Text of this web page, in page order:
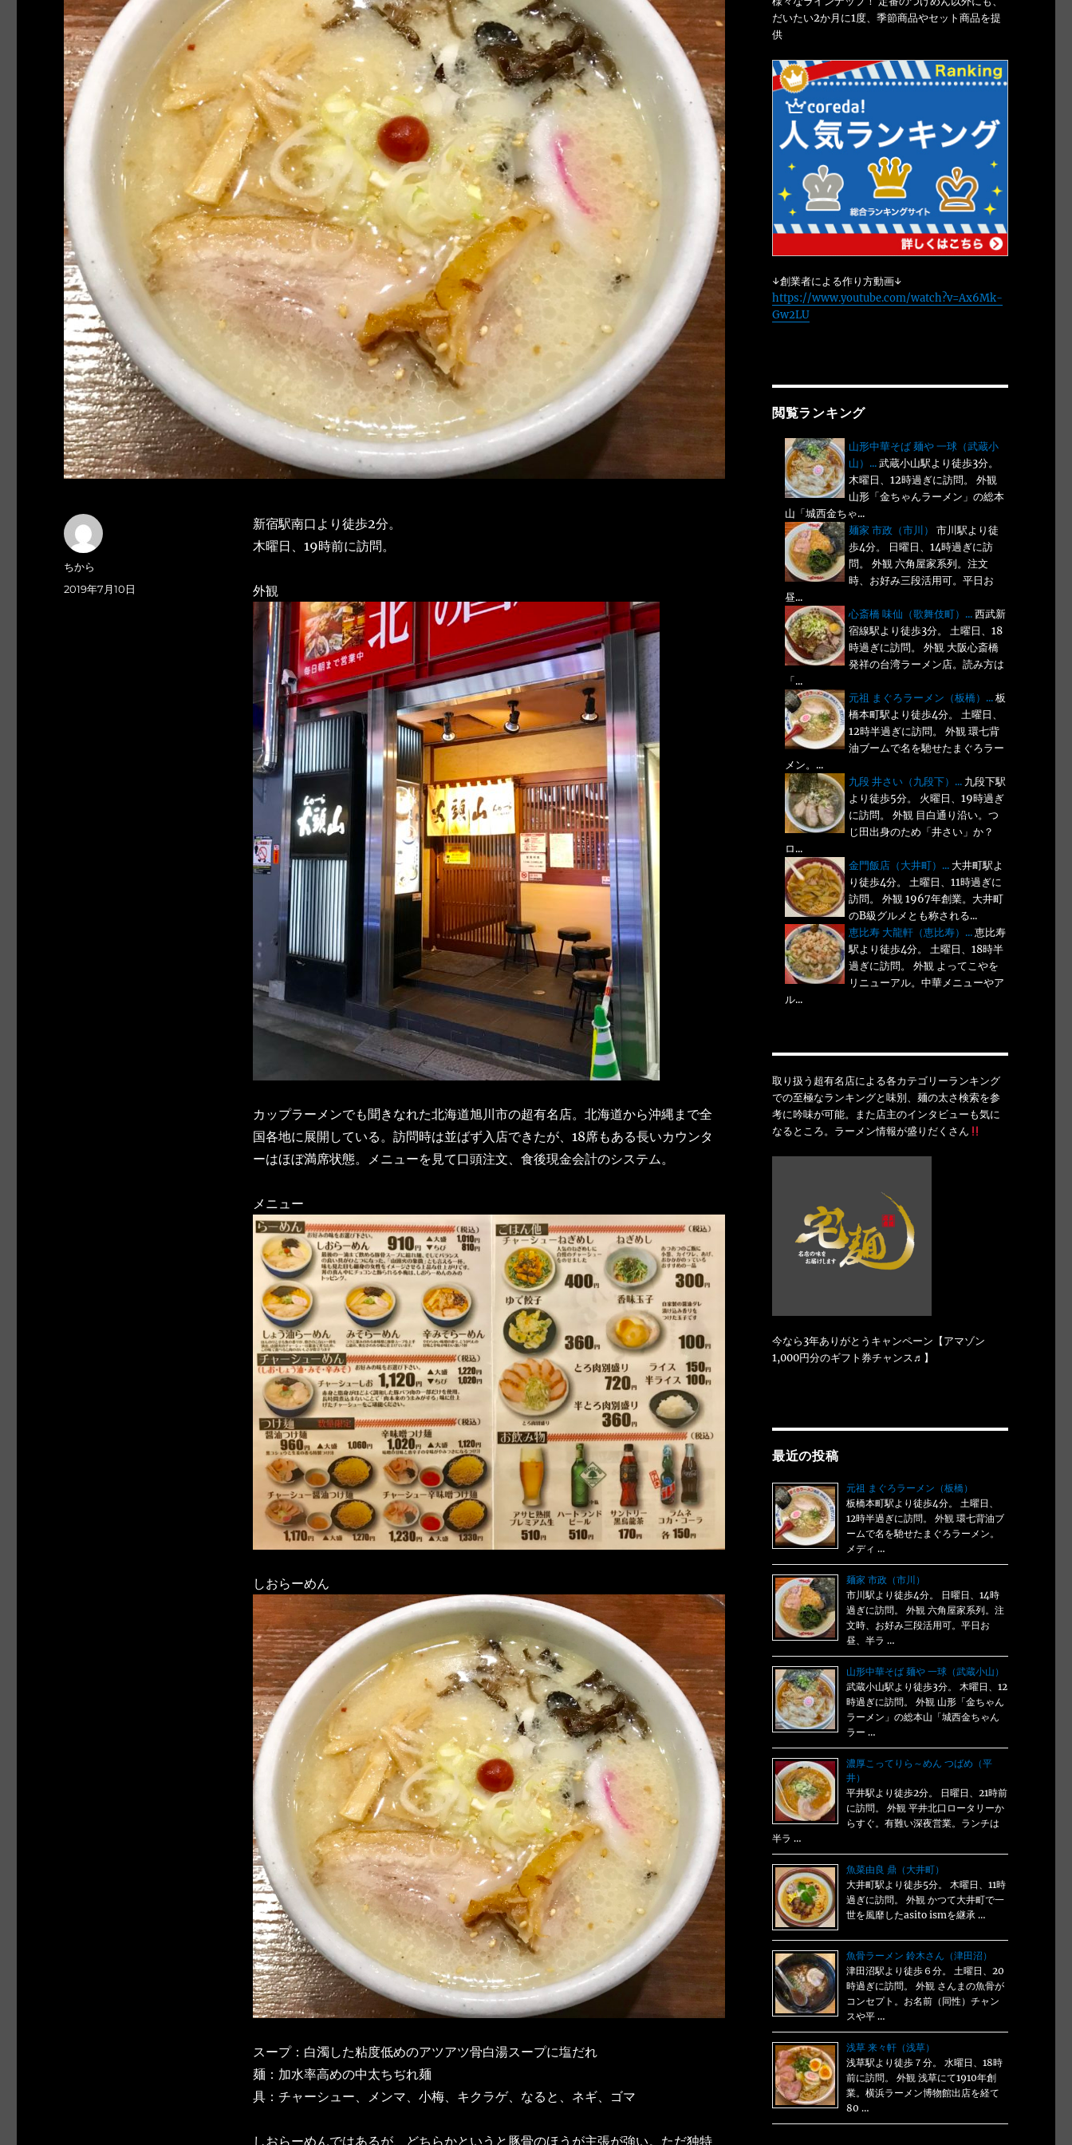
新宿駅南口より徒歩2分。
木曜日、19時前に訪問。
外観
カップラーメンでも聞きなれた北海道旭川市の超有名店。北海道から沖縄まで全
国各地に展開している。訪問時は並ばず入店できたが、18席もある長いカウンタ
ーはほぼ満席状態。メニューを見て口頭注文、食後現金会計のシステム。
メニュー
しおらーめん
スープ：白濁した粘度低めのアツアツ骨白湯スープに塩だれ
麺：加水率高めの中太ちぢれ麺
具：チャーシュー、メンマ、小梅、キクラゲ、なると、ネギ、ゴマ
しおらーめんではあるが、どちらかというと豚骨のほうが主張が強い。ただ独特
投
稿
ちから
投
2019年7月10日
だいたい2か月に1度、季節商品やセット商品を提
供
↓創業者による作り方動画↓
https://www.youtube.com/watch?v=Ax6Mk-
Gw2LU
閲覧ランキング
山形中華そば 麺や 一球（武蔵小
山）...武蔵小山駅より徒歩3分。
木曜日、12時過ぎに訪問。 外観
山形「金ちゃんラーメン」の総本
山「城西金ちゃ...
麺家 市政（市川）
市川駅より徒
歩4分。 日曜日、14時過ぎに訪
問。 外観 六角屋家系列。注文
時、お好み三段活用可。平日お
昼...
心斎橋 味仙（歌舞伎町）...西武新
宿線駅より徒歩3分。 土曜日、18
時過ぎに訪問。 外観 大阪心斎橋
発祥の台湾ラーメン店。読み方は
「...
元祖 まぐろラーメン（板橋）...板
橋本町駅より徒歩4分。 土曜日、
12時半過ぎに訪問。 外観 環七背
油ブームで名を馳せたまぐろラー
メン。...
九段 井さい（九段下）... 九段下駅
より徒歩5分。 火曜日、19時過ぎ
に訪問。 外観 目白通り沿い。つ
じ田出身のため「井さい」か？
ロ...
金門飯店（大井町）... 大井町駅よ
り徒歩4分。 土曜日、11時過ぎに
訪問。 外観 1967年創業。大井町
のB級グルメとも称される...
恵比寿 大龍軒（恵比寿）...恵比寿
駅より徒歩4分。 土曜日、18時半
過ぎに訪問。 外観 よってこやを
リニューアル。中華メニューやア
ル...
取り扱う超有名店による各カテゴリーランキング
での至極なランキングと味別、麺の太さ検索を参
考に吟味が可能。また店主のインタビューも気に
なるところ。ラーメン情報が盛りだくさん
今なら3年ありがとうキャンペーン【アマゾン
1,000円分のギフト券チャンス♬】
最近の投稿
元祖 まぐろラーメン（板橋）
板橋本町駅より徒歩4分。 土曜日、
12時半過ぎに訪問。 外観 環七背油ブ
ームで名を馳せたまぐろラーメン。
メディ …
麺家 市政（市川）
市川駅より徒歩4分。 日曜日、14時
過ぎに訪問。 外観 六角屋家系列。注
文時、お好み三段活用可。平日お
昼、半ラ …
山形中華そば 麺や 一球（武蔵小山）
武蔵小山駅より徒歩3分。 木曜日、12
時過ぎに訪問。 外観 山形「金ちゃん
ラーメン」の総本山「城西金ちゃん
ラー …
濃厚こってりら～めん つばめ（平
井）
平井駅より徒歩2分。 日曜日、21時前
に訪問。 外観 平井北口ロータリーか
らすぐ。有難い深夜営業。ランチは
半ラ …
魚菜由良 鼎（大井町）
大井町駅より徒歩5分。 木曜日、11時
過ぎに訪問。 外観 かつて大井町で一
世を風靡したasito ismを継承 …
魚骨ラーメン 鈴木さん（津田沼）
津田沼駅より徒歩６分。 土曜日、20
時過ぎに訪問。 外観 さんまの魚骨が
コンセプト。お名前（同性）チャン
スや平 …
浅草 来々軒（浅草）
浅草駅より徒歩７分。 水曜日、18時
前に訪問。 外観 浅草にて1910年創
業。横浜ラーメン博物館出店を経て
80 …